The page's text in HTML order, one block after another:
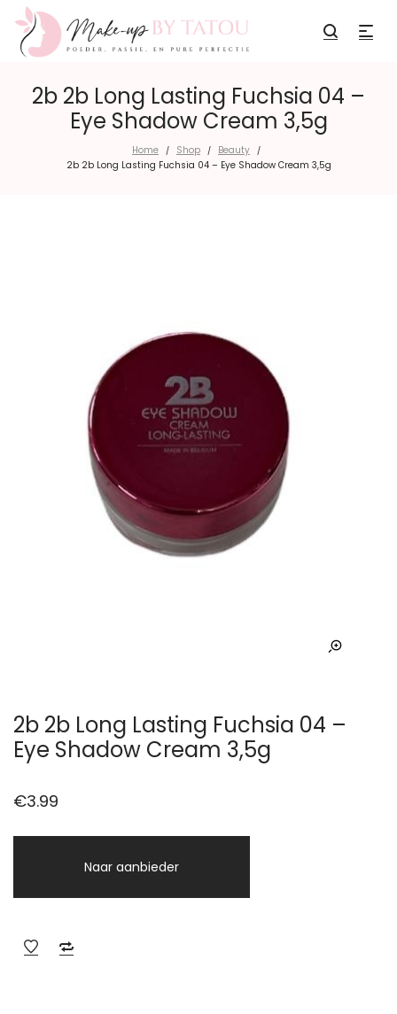
2b 2b Long Lasting Fuchsia 04 –
Eye Shadow Cream 3,5g
Home / Shop / Beauty /
2b 2b Long Lasting Fuchsia 04 – Eye Shadow Cream 3,5g
2b 2b Long Lasting Fuchsia 04 –
Eye Shadow Cream 3,5g
€3.99
Naar aanbieder